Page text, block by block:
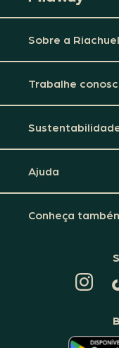
Sobre a
Trabalhe
Ajuda
Conheça
O